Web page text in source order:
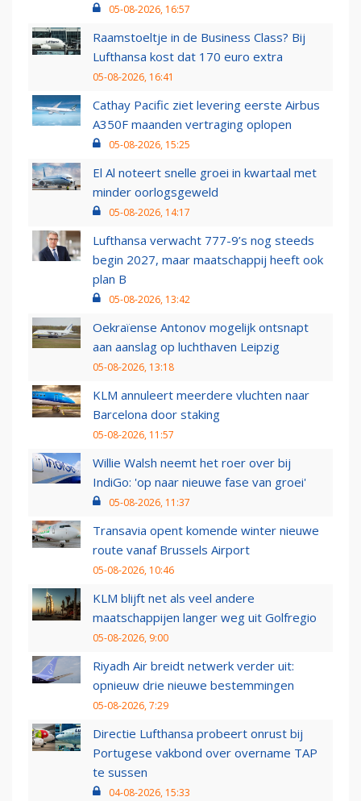
05-08-2026, 16:57
Raamstoeltje in de Business Class? Bij
Lufthansa kost dat 170 euro extra
05-08-2026, 16:41
Cathay Pacific ziet levering eerste Airbus
A350F maanden vertraging oplopen
05-08-2026, 15:25
El Al noteert snelle groei in kwartaal met
minder oorlogsgeweld
05-08-2026, 14:17
Lufthansa verwacht 777-9’s nog steeds
begin 2027, maar maatschappij heeft ook
plan B
05-08-2026, 13:42
Oekraïense Antonov mogelijk ontsnapt
aan aanslag op luchthaven Leipzig
05-08-2026, 13:18
KLM annuleert meerdere vluchten naar
Barcelona door staking
05-08-2026, 11:57
Willie Walsh neemt het roer over bij
IndiGo: 'op naar nieuwe fase van groei'
05-08-2026, 11:37
Transavia opent komende winter nieuwe
route vanaf Brussels Airport
05-08-2026, 10:46
KLM blijft net als veel andere
maatschappijen langer weg uit Golfregio
05-08-2026, 9:00
Riyadh Air breidt netwerk verder uit:
opnieuw drie nieuwe bestemmingen
05-08-2026, 7:29
Directie Lufthansa probeert onrust bij
Portugese vakbond over overname TAP
te sussen
04-08-2026, 15:33